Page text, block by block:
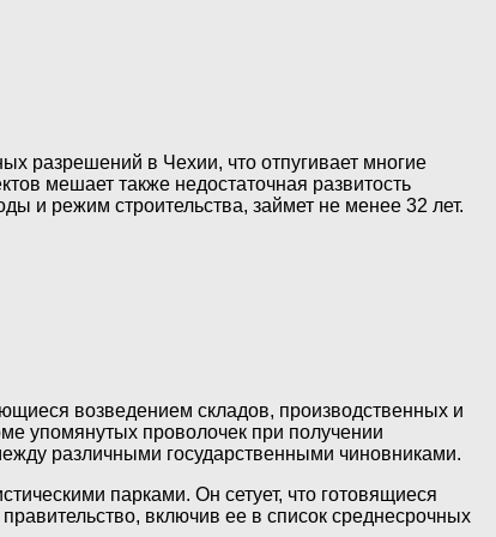
разрешений в Чехии, что отпугивает многие
мешает также недостаточная развитость
и режим строительства, займет не менее 32 лет.
возведением складов, производственных и
упомянутых проволочек при получении
различными государственными чиновниками.
парками. Он сетует, что готовящиеся
включив ее в список среднесрочных